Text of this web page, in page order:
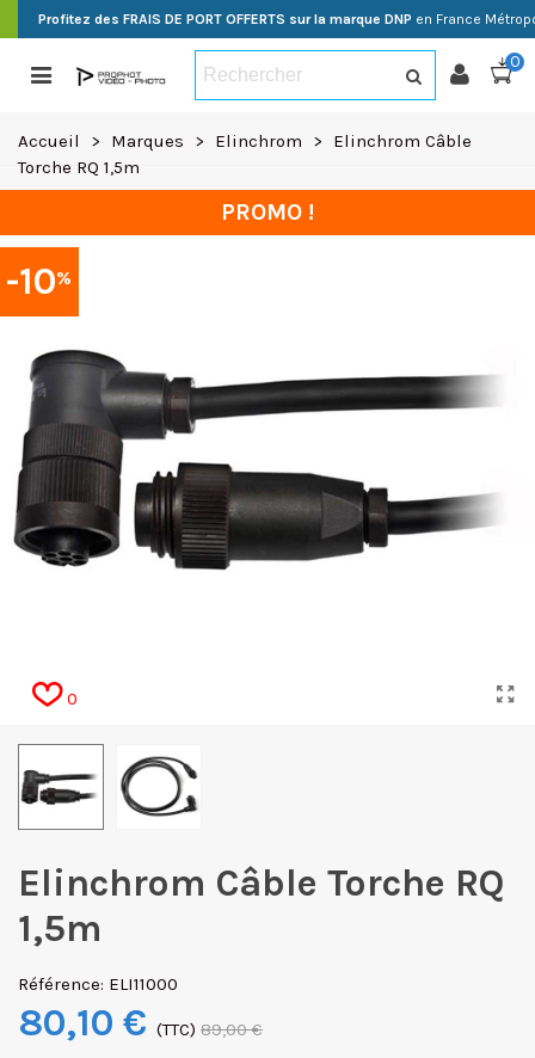
Profitez des FRAIS DE PORT OFFERTS sur la marque DNP en France
0
Accueil > Marques > Elinchrom >
Elinchrom Câble
Torche RQ 1,5m
-10%
PROMO !
0
Elinchrom Câble Torche RQ
1,5m
Référence: ELI11000
80,10 € (TTC) 89,00 €